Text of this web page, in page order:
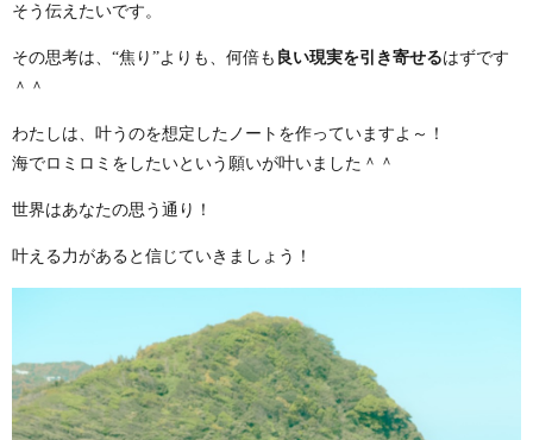
そう伝えたいです。
その思考は、“焦り”よりも、何倍も 良い現実を引き寄せるはずです
＾＾
わたしは、叶うのを想定したノートを作っていますよ～！
海でロミロミをしたいという願いが叶いました＾＾
世界はあなたの思う通り！
叶える力があると信じていきましょう！